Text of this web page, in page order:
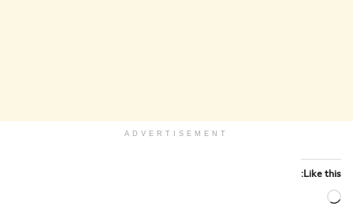
ADVERTISEMENT
Like this:
Loading…